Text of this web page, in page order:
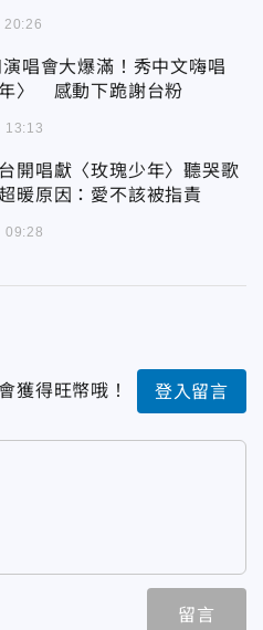
20:26
唱會大爆滿！秀中文嗨唱
年〉 感動下跪謝台粉
13:13
開唱獻〈玫瑰少年〉聽哭歌
暖原因：愛不該被指責
09:28
獲得旺幣哦！ 登入留言
留言